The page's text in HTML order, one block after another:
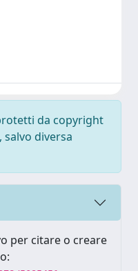
da copyright
diversa
per citare o creare